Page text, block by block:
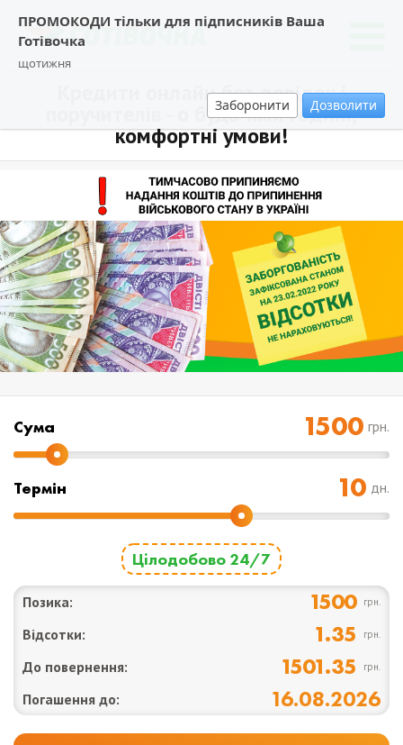
ПРОМОКОДИ тільки для підписників Ваша
Готівочка
щотижня
Заборонити Дозволити
Кредити онлайн без довідок і
поручителів - о будь-якій годині,
комфортні умови!
Cума грн.
Термін дн.
Цілодобово 24/7
Позика: 1500 грн.
Відсотки: 1.35 грн.
До повернення: 1501.35 грн.
Погашення до: 16.08.2026